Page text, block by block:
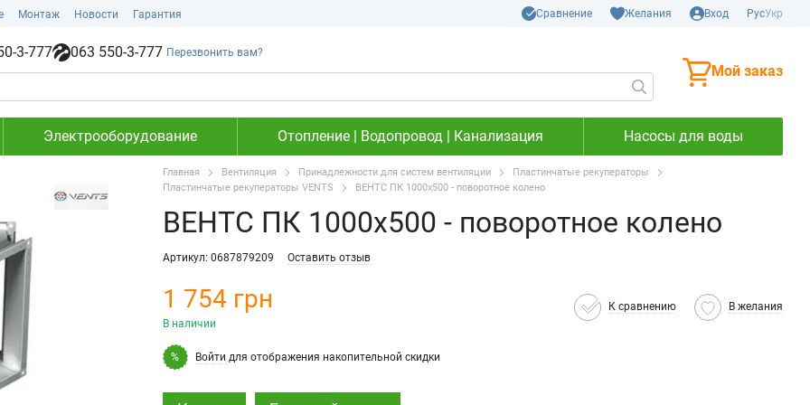
Монтаж Новости Гарантия Сравнение Желания Вход РусУкр
3-777 063 550-3-777 Перезвонить вам?
Мой заказ
Электрооборудование Отопление | Водопровод | Канализация Насосы для воды
Главная Вентиляция Принадлежности для систем вентиляции
Пластинчатые рекуператоры
Пластинчатые рекуператоры VENTS
ВЕНТС ПК 1000х500 - поворотное колено
ВЕНТС ПК 1000х500 - поворотное колено
Артикул: 0687879209 Оставить отзыв
1 754 грн
В наличии
К сравнению В желания
% Войти для отображения накопительной скидки